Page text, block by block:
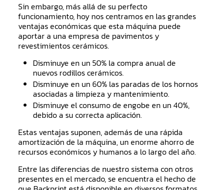
Sin embargo, más allá de su perfecto
funcionamiento, hoy nos centramos en las grandes
ventajas económicas que esta máquina puede
aportar a una empresa de pavimentos y
revestimientos cerámicos.
Disminuye en un 50% la compra anual de
nuevos rodillos cerámicos.
Disminuye en un 60% las paradas de los hornos
asociadas a limpieza y mantenimiento.
Disminuye el consumo de engobe en un 40%,
debido a su correcta aplicación.
Estas ventajas suponen, además de una rápida
amortización de la máquina, un enorme ahorro de
recursos económicos y humanos a lo largo del año.
Entre las diferencias de nuestro sistema con otros
presentes en el mercado, se encuentra el hecho de